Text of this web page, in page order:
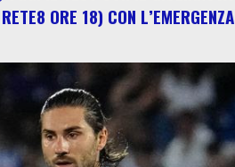
ORE 18) CON L’EMERGENZA